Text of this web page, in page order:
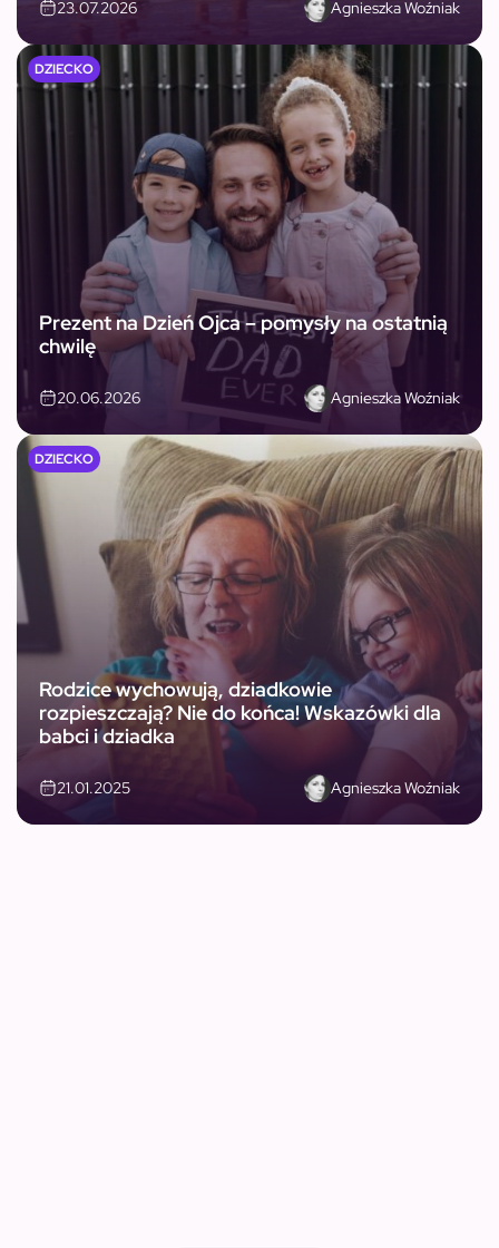
23.07.2026 Agnieszka Woźniak
Prezent na Dzień Ojca – pomysły na ostatnią
chwilę
20.06.2026 Agnieszka Woźniak
DZIECKO
Rodzice wychowują, dziadkowie
rozpieszczają? Nie do końca! Wskazówki dla
babci i dziadka
21.01.2025 Agnieszka Woźniak
DZIECKO